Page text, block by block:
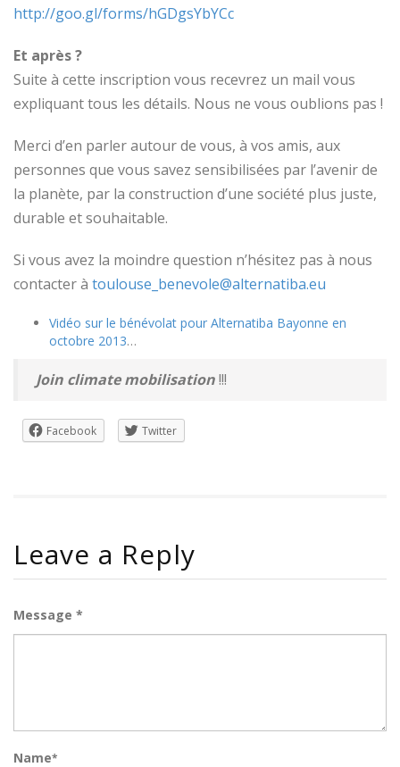
http://goo.gl/forms/hGDgsYbYCc
Et après ?
Suite à cette inscription vous recevrez un mail vous
expliquant tous les détails. Nous ne vous oublions pas !
Merci d’en parler autour de vous, à vos amis, aux
personnes que vous savez sensibilisées par l’avenir de
la planète, par la construction d’une société plus juste,
durable et souhaitable.
Si vous avez la moindre question n’hésitez pas à nous
contacter à toulouse_benevole@alternatiba.eu
Vidéo sur le bénévolat pour Alternatiba Bayonne en
octobre 2013…
Join climate mobilisation!!!
Facebook Twitter
Leave a Reply
Message *
Name*